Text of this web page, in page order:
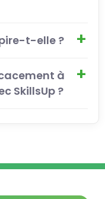
t-elle ?
à
SkillsUp ?